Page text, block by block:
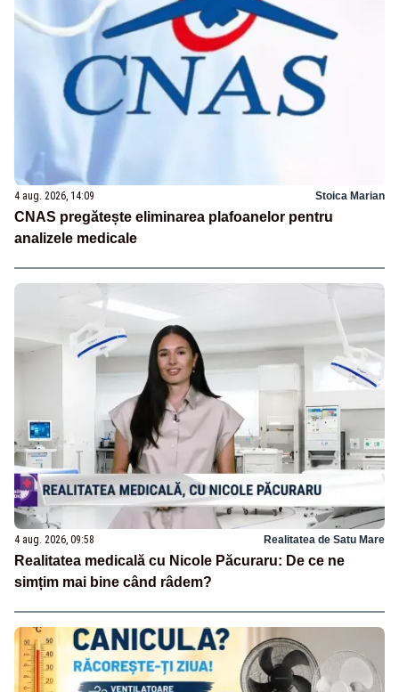
4 aug. 2026, 14:09 Stoica Marian
CNAS pregătește eliminarea plafoanelor pentru
analizele medicale
4 aug. 2026, 09:58 Realitatea de Satu Mare
Realitatea medicală cu Nicole Păcuraru: De ce ne
simțim mai bine când râdem?